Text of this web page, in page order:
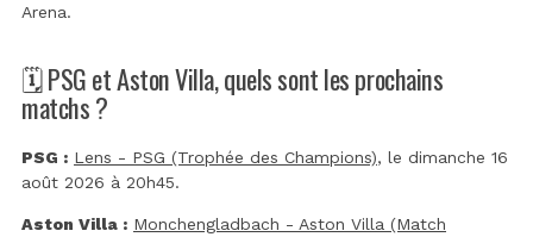
Arena.
🗓️ PSG et Aston Villa, quels sont les prochains
matchs ?
PSG : Lens - PSG (Trophée des Champions), le dimanche 16
août 2026 à 20h45.
Aston Villa : Monchengladbach - Aston Villa (Match